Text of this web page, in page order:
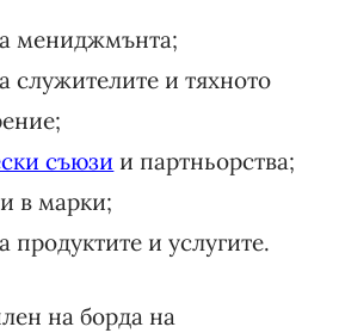
мениджмънта;
служителите и тяхното
съюзи и партньорства;
в марки;
продуктите и услугите.
на борда на